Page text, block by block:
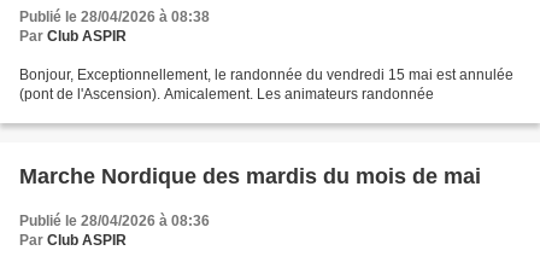
Publié le 28/04/2026 à 08:38
Par Club ASPIR
Bonjour, Exceptionnellement, le randonnée du vendredi 15 mai est annulée
(pont de l'Ascension). Amicalement. Les animateurs randonnée
Marche Nordique des mardis du mois de mai
Publié le 28/04/2026 à 08:36
Par Club ASPIR